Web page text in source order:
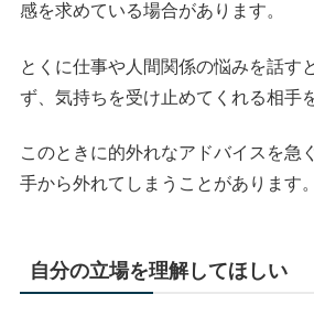
感を求めている場合があります。
とくに仕事や人間関係の悩みを話す
ず、気持ちを受け止めてくれる相手
このときに的外れなアドバイスを急
手から外れてしまうことがあります。
自分の立場を理解してほしい